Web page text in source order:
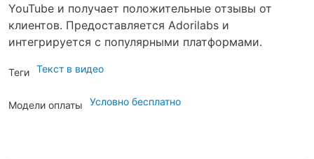
YouTube и получает положительные отзывы от
клиентов. Предоставляется Adorilabs и
интегрируется с популярными платформами.
Теги Текст в видео
Модели оплаты Условно бесплатно